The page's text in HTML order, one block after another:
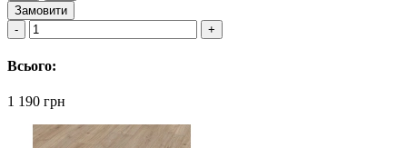
Замовити
Всього:
1 190 грн